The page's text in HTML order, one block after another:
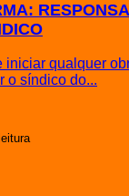
iniciar qualquer
o síndico do...